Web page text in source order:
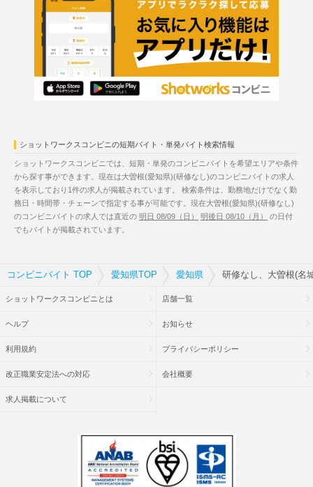
ショットワークスコンビニの短期バイト・単発バイト検索情報
ショットワークスコンビニでは、短期・単発のコンビニバイトを希望エリアや条件
から探す事ができます。現在は大曽根(愛知県)(研修なし)のコンビニバイトの求人
を表示しており1件の求人が掲載されています。 検索条件は、勤務地だけでなく勤
務日・時間帯・チェーンで指定する事が可能です。現在大曽根(愛知県)(研修なし)
のコンビニバイトの求人では直近の 明日 08/09（日） 明後日 08/10（月）
の日付
でもバイトが掲載されています。
コンビニバイト TOP 愛知県TOP 愛知県 研修なし、大曽根(名
ショットワークスコンビニとは 店舗一覧
ヘルプ お知らせ
利用規約 プライバシーポリシー
改正職業安定法への対応 会社概要
求人掲載について